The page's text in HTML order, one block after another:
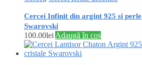
Cercei Infinit din argint 925 si perle
Swarovski
100.00lei Adaugă în coș